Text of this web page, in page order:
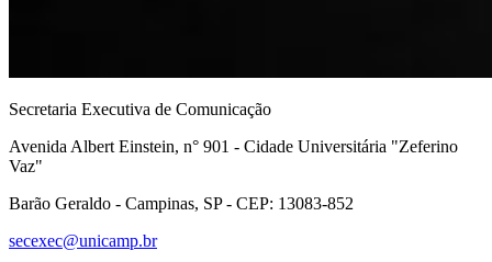
Secretaria Executiva de Comunicação
Avenida Albert Einstein, n° 901 - Cidade Universitária "Zeferino
Vaz"
Barão Geraldo - Campinas, SP - CEP: 13083-852
secexec@unicamp.br